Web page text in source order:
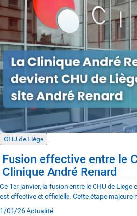
CHU de Liège
Fusion effective entre le
Clinique André Renard
Ce 1er janvier, la fusion entre le CHU de Liège
est effective et officielle. Cette étape majeure
1/01/26Actualité